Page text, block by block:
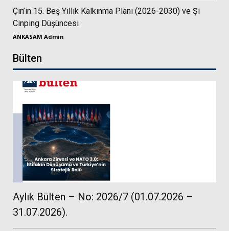
Çin’in 15. Beş Yıllık Kalkınma Planı (2026-2030) ve Şi
Cinping Düşüncesi
ANKASAM Admin
Bülten
Aylık Bülten – No: 2026/7 (01.07.2026 –
31.07.2026).